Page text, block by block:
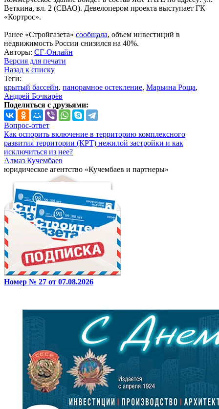
Веткина, вл. 2 (СВАО). Девелопером проекта выступает ГК
«Кортрос».
Ранее «Стройгазета» сообщала, объем инвестиций в
недвижимость России снизился на 40%.
Авторы: СГ-Онлайн
Версия для печати
Назад к списку
Теги:
крытый бассейн, панорамное остекление, Марьина Роща,
Андрей Бочкарёв
Поделиться с друзьями:
Вопрос-ответ
Как оспорить включение в территорию комплексного
развития территории (КРТ) нежилой застройки и как
исключиться из нее?
Алмаз Кучембаев
юридическое агентство «Кучембаев и партнеры»
Номер № 27 от 07.08.2026